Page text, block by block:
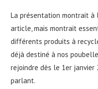
La présentation montrait à
article, mais montrait
différents produits à
déjà destiné à nos
rejoindre dès le 1er janvier
parlant.